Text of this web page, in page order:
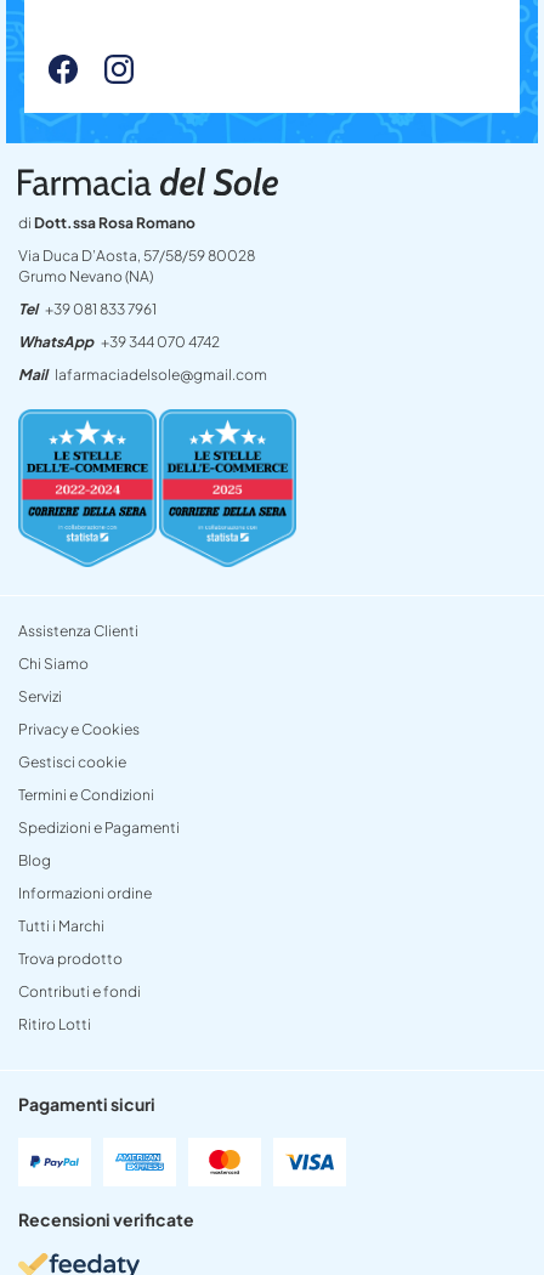
di Dott.ssa Rosa Romano
Via Duca D’Aosta, 57/58/59 80028
Grumo Nevano (NA)
Tel +39 081 833 7961
WhatsApp +39 344 070 4742
Mail lafarmaciadelsole@gmail.com
Assistenza Clienti
Chi Siamo
Servizi
Privacy e Cookies
Gestisci cookie
Termini e Condizioni
Spedizioni e Pagamenti
Blog
Informazioni ordine
Tutti i Marchi
Trova prodotto
Contributi e fondi
Ritiro Lotti
Pagamenti sicuri
Recensioni verificate